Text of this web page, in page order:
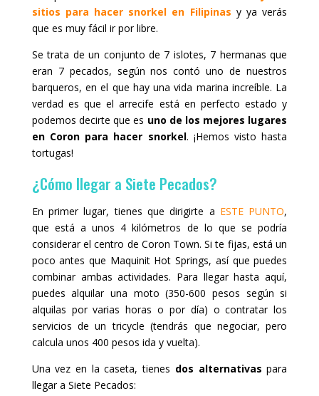
sitios para hacer snorkel en Filipinas y ya verás
que es muy fácil ir por libre.
Se trata de un conjunto de 7 islotes, 7 hermanas que
eran 7 pecados, según nos contó uno de nuestros
barqueros, en el que hay una vida marina increíble. La
verdad es que el arrecife está en perfecto estado y
podemos decirte que es uno de los mejores lugares
en Coron para hacer snorkel. ¡Hemos visto hasta
tortugas!
¿Cómo llegar a Siete Pecados?
En primer lugar, tienes que dirigirte a ESTE PUNTO,
que está a unos 4 kilómetros de lo que se podría
considerar el centro de Coron Town. Si te fijas, está un
poco antes que Maquinit Hot Springs, así que puedes
combinar ambas actividades. Para llegar hasta aquí,
puedes alquilar una moto (350-600 pesos según si
alquilas por varias horas o por día) o contratar los
servicios de un tricycle (tendrás que negociar, pero
calcula unos 400 pesos ida y vuelta).
Una vez en la caseta, tienes dos alternativas para
llegar a Siete Pecados: